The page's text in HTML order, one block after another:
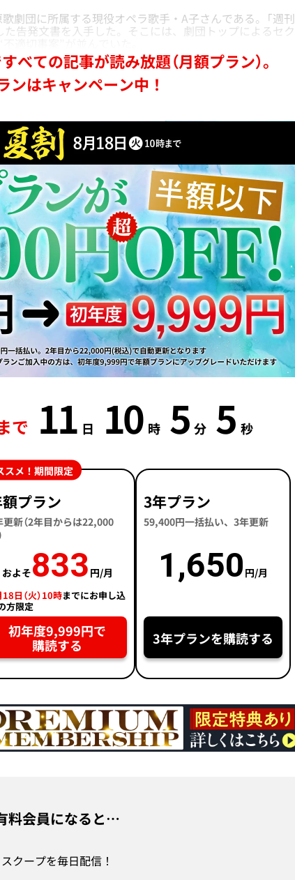
劇団に所属する現役オペラ歌手・A子さんである。「週刊
た告発文書を入手した。そこには、劇団トップによるセク
ての記事が読み放題（月額プラン）。
ンはキャンペーン中！
で 11 日 10 時 5 分 4 秒
プラン
更新（2年目からは22,000
およそ833 円/月
日（火）10時までにお申し込
方限定
初年度9,999円で
購読する
スメ！期間限定
3年プラン
59,400円一括払い、3年更新
1,650 円/月
3年プランを購読する
料会員になると…
スクープを毎日配信！